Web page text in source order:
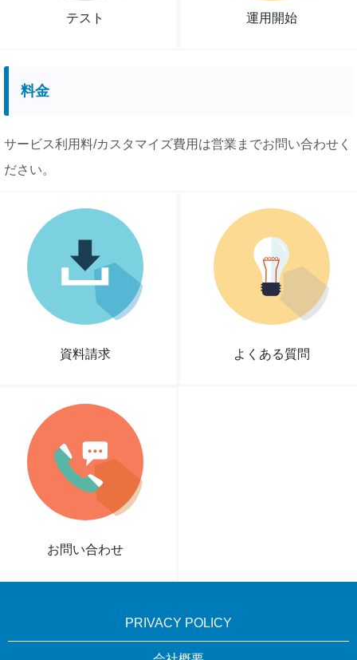
テスト 運用開始
料金
サービス利用料/カスタマイズ費用は営業までお問い合わせく
ださい。
資料請求 よくある質問
お問い合わせ
PRIVACY POLICY